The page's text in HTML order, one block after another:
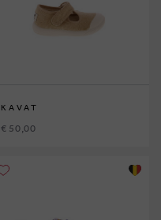
KAVAT
€ 50,00